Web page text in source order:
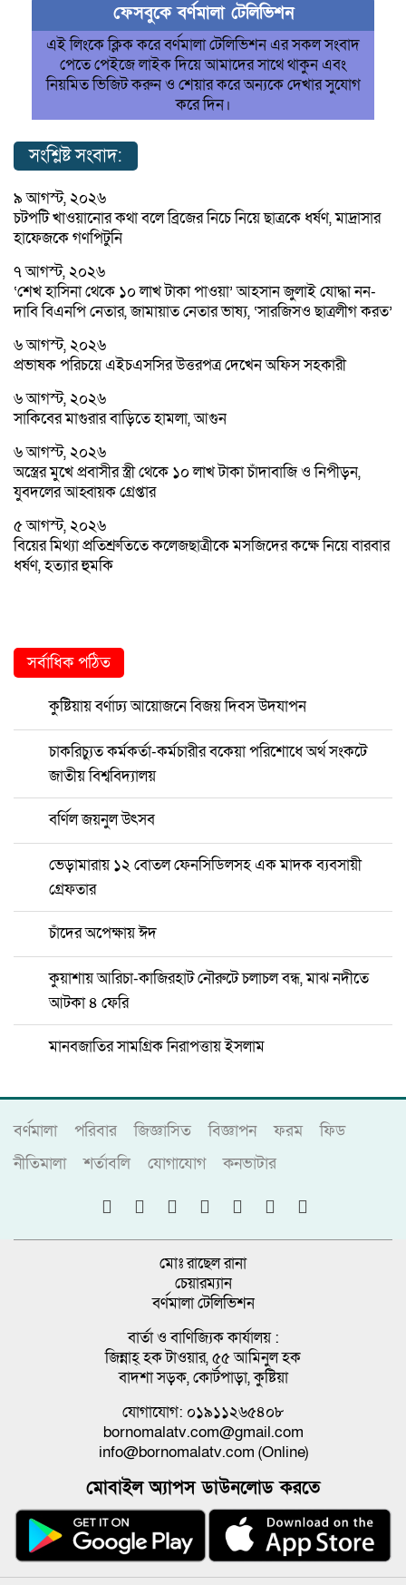
ফেসবুকে বর্ণমালা টেলিভিশন
এই লিংকে ক্লিক করে বর্ণমালা টেলিভিশন এর সকল সংবাদ
পেতে পেইজে লাইক দিয়ে আমাদের সাথে থাকুন এবং
নিয়মিত ভিজিট করুন ও শেয়ার করে অন্যকে দেখার সুযোগ
করে দিন।
সংশ্লিষ্ট সংবাদ:
৯ আগস্ট, ২০২৬
চটপটি খাওয়ানোর কথা বলে ব্রিজের নিচে নিয়ে ছাত্রকে ধর্ষণ, মাদ্রাসার
হাফেজকে গণপিটুনি
৭ আগস্ট, ২০২৬
‘শেখ হাসিনা থেকে ১০ লাখ টাকা পাওয়া’ আহসান জুলাই যোদ্ধা নন-
দাবি বিএনপি নেতার, জামায়াত নেতার ভাষ্য, ‘সারজিসও ছাত্রলীগ করত’
৬ আগস্ট, ২০২৬
প্রভাষক পরিচয়ে এইচএসসির উত্তরপত্র দেখেন অফিস সহকারী
৬ আগস্ট, ২০২৬
সাকিবের মাগুরার বাড়িতে হামলা, আগুন
৬ আগস্ট, ২০২৬
অস্ত্রের মুখে প্রবাসীর স্ত্রী থেকে ১০ লাখ টাকা চাঁদাবাজি ও নিপীড়ন,
যুবদলের আহ্বায়ক গ্রেপ্তার
৫ আগস্ট, ২০২৬
বিয়ের মিথ্যা প্রতিশ্রুতিতে কলেজছাত্রীকে মসজিদের কক্ষে নিয়ে বারবার
ধর্ষণ, হত্যার হুমকি
সর্বাধিক পঠিত
কুষ্টিয়ায় বর্ণাঢ্য আয়োজনে বিজয় দিবস উদযাপন
চাকরিচ্যুত কর্মকর্তা-কর্মচারীর বকেয়া পরিশোধে অর্থ সংকটে
জাতীয় বিশ্ববিদ্যালয়
বর্ণিল জয়নুল উৎসব
ভেড়ামারায় ১২ বোতল ফেনসিডিলসহ এক মাদক ব্যবসায়ী
গ্রেফতার
চাঁদের অপেক্ষায় ঈদ
কুয়াশায় আরিচা-কাজিরহাট নৌরুটে চলাচল বন্ধ, মাঝ নদীতে
আটকা ৪ ফেরি
মানবজাতির সামগ্রিক নিরাপত্তায় ইসলাম
বর্ণমালা পরিবার জিজ্ঞাসিত বিজ্ঞাপন ফরম
ফিড
নীতিমালা
শর্তাবলি যোগাযোগ কনভাটার
মোঃ রাছেল রানা
চেয়ারম্যান
বর্ণমালা টেলিভিশন
বার্তা ও বাণিজ্যিক কার্যালয় :
জিন্নাহ্ হক টাওয়ার, ৫৫ আমিনুল হক
বাদশা সড়ক, কোর্টপাড়া, কুষ্টিয়া
যোগাযোগ: ০১৯১১২৬৫৪০৮
bornomalatv.com@gmail.com
info@bornomalatv.com (Online)
মোবাইল অ্যাপস ডাউনলোড করতে